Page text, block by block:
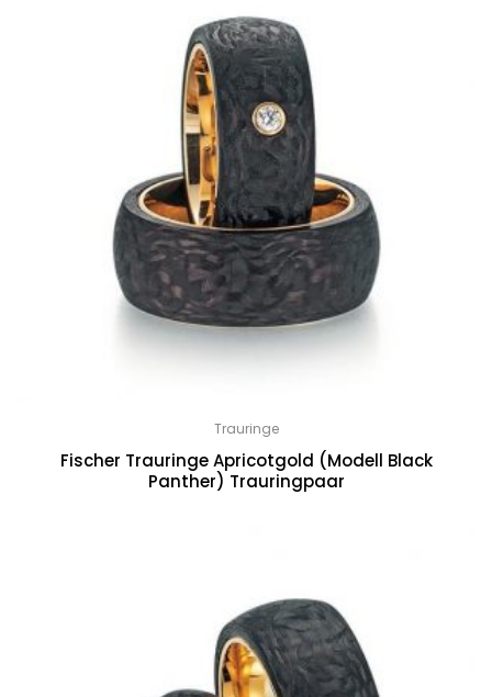
Trauringe
Fischer Trauringe Apricotgold (Modell Black
Panther) Trauringpaar